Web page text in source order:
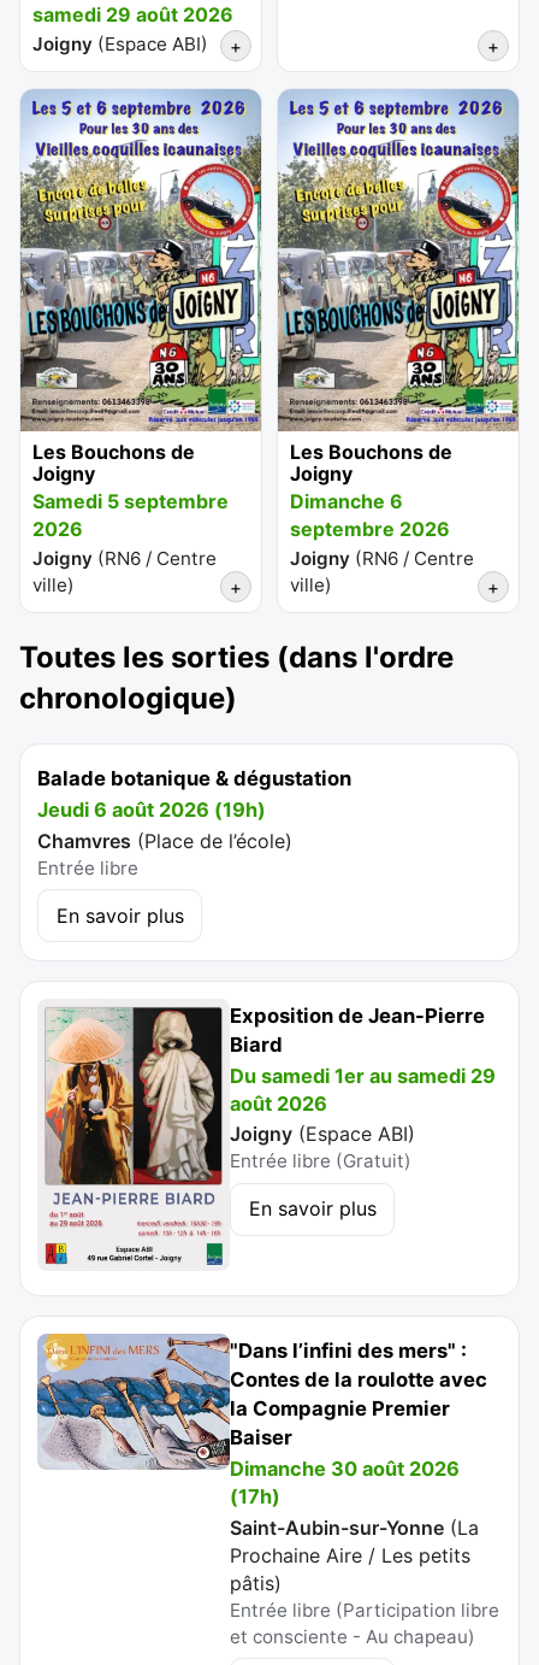
+
samedi 29 août 2026
Joigny(Espace ABI) +
+
Les Bouchons de
Joigny
Samedi 5 septembre
2026
Joigny(RN6 / Centre
ville) +
Les Bouchons de
Joigny
Dimanche 6
septembre 2026
Joigny(RN6 / Centre
ville)
Toutes les sorties (dans l'ordre
chronologique)
Balade botanique & dégustation
Jeudi 6 août 2026 (19h)
Chamvres (Place de l’école)
Entrée libre
En savoir plus
Exposition de Jean-Pierre
Biard
Du samedi 1er au samedi 29
août 2026
Joigny (Espace ABI)
Entrée libre (Gratuit)
En savoir plus
"Dans l’infini des mers" :
Contes de la roulotte avec
la Compagnie Premier
Baiser
Dimanche 30 août 2026
(17h)
Saint-Aubin-sur-Yonne (La
Prochaine Aire / Les petits
pâtis)
Entrée libre (Participation libre
et consciente - Au chapeau)